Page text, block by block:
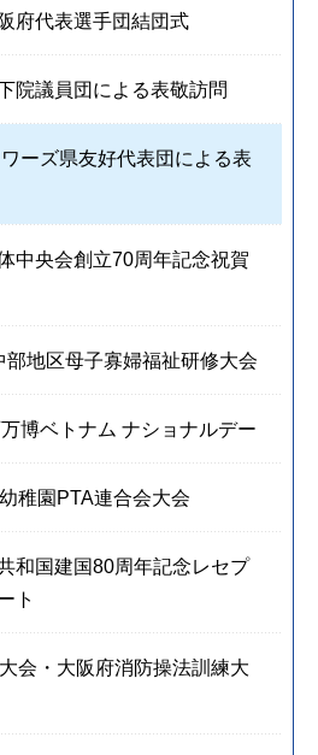
府代表選手団結団式
院議員団による表敬訪問
ーズ県友好代表団による表
中央会創立70周年記念祝賀
地区母子寡婦福祉研修大会
博ベトナム ナショナルデー
稚園PTA連合会大会
和国建国80周年記念レセプ
ト
会・大阪府消防操法訓練大